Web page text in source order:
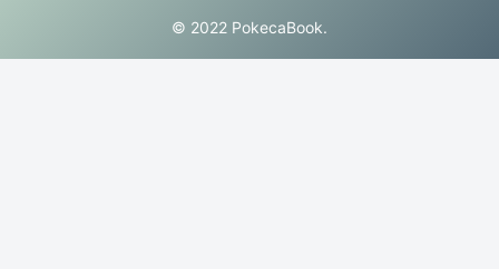
© 2022 PokecaBook.